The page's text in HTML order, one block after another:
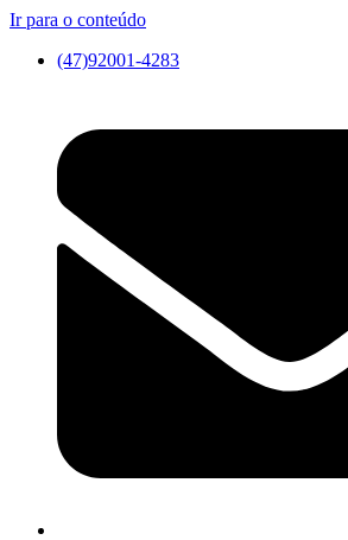
Ir para o conteúdo
(47)92001-4283